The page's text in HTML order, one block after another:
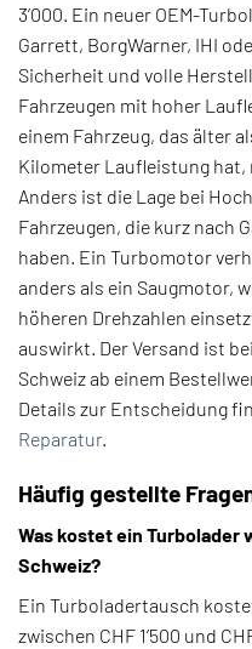
3’000. Ein neuer OEM-
Garrett, BorgWarner, IHI
Sicherheit und volle
Fahrzeugen mit hoher
einem Fahrzeug, das älter
Kilometer Laufleistung hat,
Anders ist die Lage bei
Fahrzeugen, die kurz nach
haben. Ein Turbomotor
anders als ein Saugmotor,
höheren Drehzahlen
auswirkt. Der Versand ist
Schweiz ab einem
Details zur Entscheidung
Reparatur.
Häufig gestellte
Was kostet ein
Schweiz?
Ein Turboladertausch
zwischen CHF 1’500 und